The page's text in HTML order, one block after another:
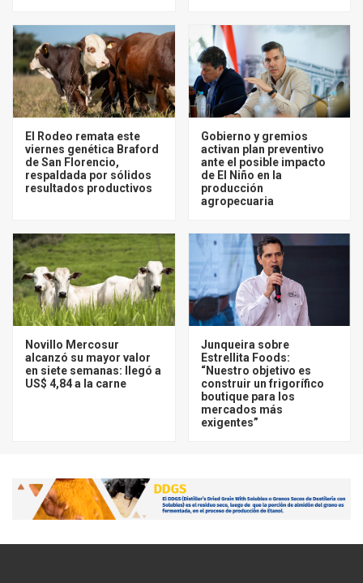
El Rodeo remata este
viernes genética Braford
de San Florencio,
respaldada por sólidos
resultados productivos
Gobierno y gremios
activan plan preventivo
ante el posible impacto
de El Niño en la
producción
agropecuaria
Novillo Mercosur
alcanzó su mayor valor
en siete semanas: llegó a
US$ 4,84 a la carne
Junqueira sobre
Estrellita Foods:
“Nuestro objetivo es
construir un frigorífico
boutique para los
mercados más
exigentes”